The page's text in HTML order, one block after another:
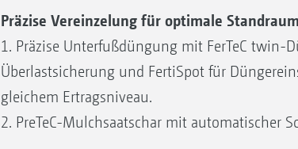
minimiert. Deswegen kann in der Summe 25
dennoch 100 % Ertrag geerntet werden.
Egal welche Kultur ausgebracht wird, ob Mais,
oder viele andere – die Precea meistert die
Präzise Vereinzelung für optimale
1. Präzise Unterfußdüngung mit FerTeC twin-
Überlastsicherung und FertiSpot für
gleichem Ertragsniveau.
2. PreTeC-Mulchsaatschar mit automatischer